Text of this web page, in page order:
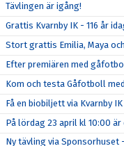
Tävlingen är igång!
Grattis Kvarnby IK - 116 år
Stort grattis Emilia, Maya
Efter premiären med
Kom och testa Gåfotboll
Få en biobiljett via Kvarnby IK
På lördag 23 april kl 10:00
Ny tävling via Sponsorhuset